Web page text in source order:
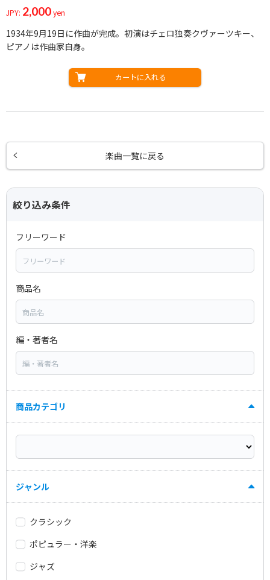
JPY: 2,000yen
1934年9月19日に作曲が完成。初演はチェロ独奏クヴァーツキー、
ピアノは作曲家自身。
カートに入れる
楽曲一覧に戻る
絞り込み条件
フリーワード
商品名
編・著者名
商品カテゴリ
ジャンル
クラシック
ポピュラー・洋楽
ジャズ